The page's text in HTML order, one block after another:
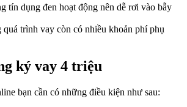
tín dụng đen hoạt động nên dễ rơi vào bẫy
quá trình vay còn có nhiều khoản phí phụ
ký vay 4 triệu
bạn cần có những điều kiện như sau: